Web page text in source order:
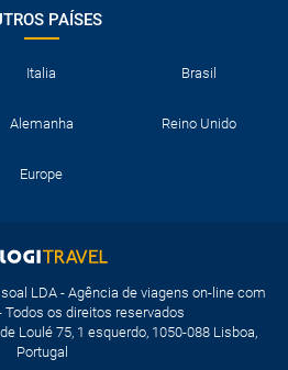
PAÍSES
Italia Brasil
Alemanha Reino Unido
Europe
LDA - Agência de viagens on-line com
Todos os direitos reservados
Loulé 75, 1 esquerdo, 1050-088 Lisboa,
Portugal